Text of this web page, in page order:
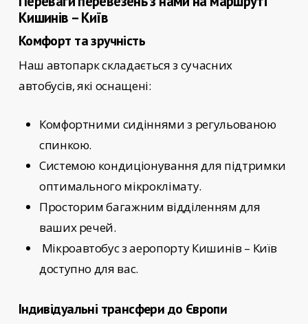
Кишинів – Київ
Комфорт та зручність
Наш автопарк складається з сучасних
автобусів, які оснащені:
Комфортними сидіннями з регульованою
спинкою.
Системою кондиціонування для підтримки
оптимального мікроклімату.
Просторим багажним відділенням для
ваших речей.
Мікроавтобус з аеропорту Кишинів – Київ
доступно для вас.
Індивідуальні трансфери до Європи